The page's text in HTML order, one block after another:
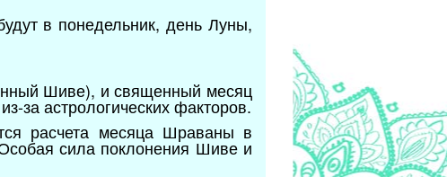
в понедельник, день Луны,
Шиве), и священный месяц
за астрологических факторов.
расчета месяца Шраваны в
сила поклонения Шиве и